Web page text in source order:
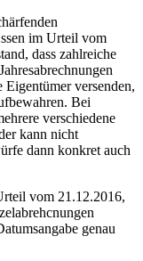
im Urteil vom
dass zahlreiche
versenden,
Bei
verschiedene
kann nicht
dann konkret auch
vom 21.12.2016,
genau